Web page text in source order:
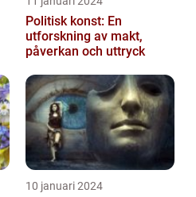
Politisk konst: En
utforskning av makt,
påverkan och uttryck
10 januari 2024